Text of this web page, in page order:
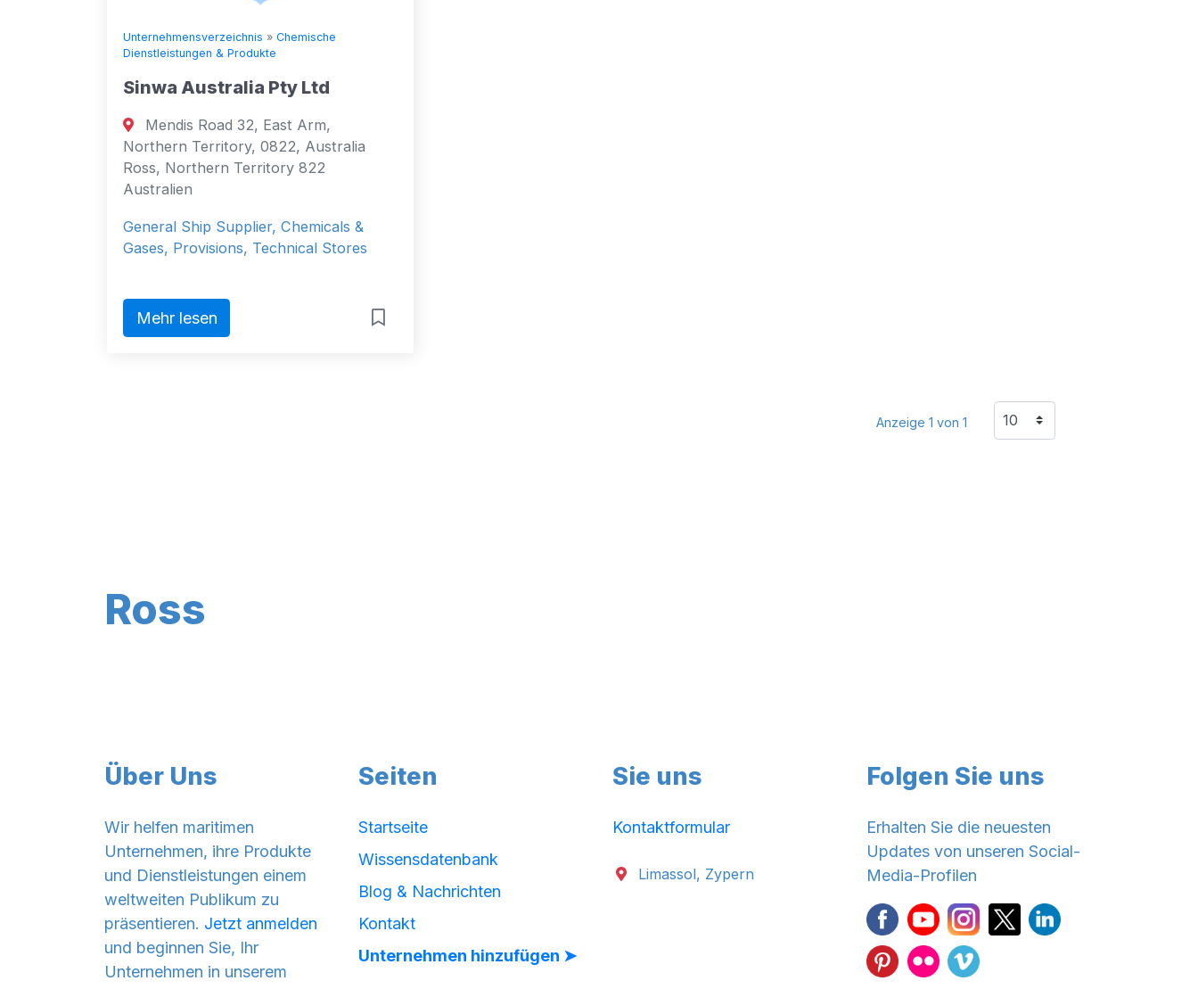
Unternehmensverzeichnis » Chemische
Dienstleistungen & Produkte
Sinwa Australia Pty Ltd
Mendis Road 32, East Arm,
Northern Territory, 0822, Australia
Ross, Northern Territory 822
Australien
General Ship Supplier, Chemicals &
Gases, Provisions, Technical Stores
Mehr lesen
Anzeige 1 von 1
Ross
Über Uns
Wir helfen maritimen
Unternehmen, ihre Produkte
und Dienstleistungen einem
weltweiten Publikum zu
präsentieren. Jetzt anmelden
und beginnen Sie, Ihr
Unternehmen in unserem
Seiten
Startseite
Wissensdatenbank
Blog & Nachrichten
Kontakt
Unternehmen hinzufügen ➤
Sie uns
Kontaktformular
Limassol, Zypern
Folgen Sie uns
Erhalten Sie die neuesten
Updates von unseren Social-
Media-Profilen